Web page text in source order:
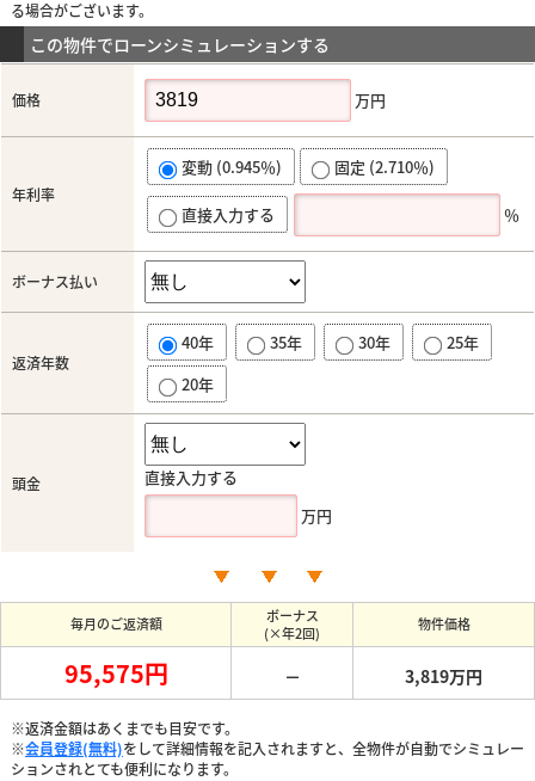
る場合がございます。
この物件でローンシミュレーションする
価格 万円
年利率
変動 (0.945％) 固定 (2.710％)
直接入力する ％
ボーナス払い
返済年数
40年 35年 30年
25年
20年
頭金
直接入力する
万円
毎月のご返済額
ボーナス
(×年2回)
物件価格
95,575円 － 3,819万円
※返済金額はあくまでも目安です。
※会員登録(無料)をして詳細情報を記入されますと、全物件が自動でシミュレー
ションされとても便利になります。